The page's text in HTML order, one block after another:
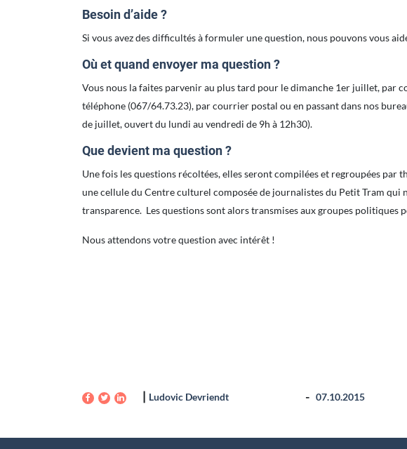
Besoin d’aide ?
Si vous avez des difficultés à formuler une question, nous pouvons vous
Où et quand envoyer ma question ?
Vous nous la faites parvenir au plus tard pour le dimanche 1er juillet, par
téléphone (067/64.73.23), par courrier postal ou en passant dans nos
de juillet, ouvert du lundi au vendredi de 9h à 12h30).
Que devient ma question ?
Une fois les questions récoltées, elles seront compilées et regroupées
une cellule du Centre culturel composée de journalistes du Petit Tram
transparence. Les questions sont alors transmises aux groupes politiques
Nous attendons votre question avec intérêt !
Ludovic Devriendt 07.10.2015